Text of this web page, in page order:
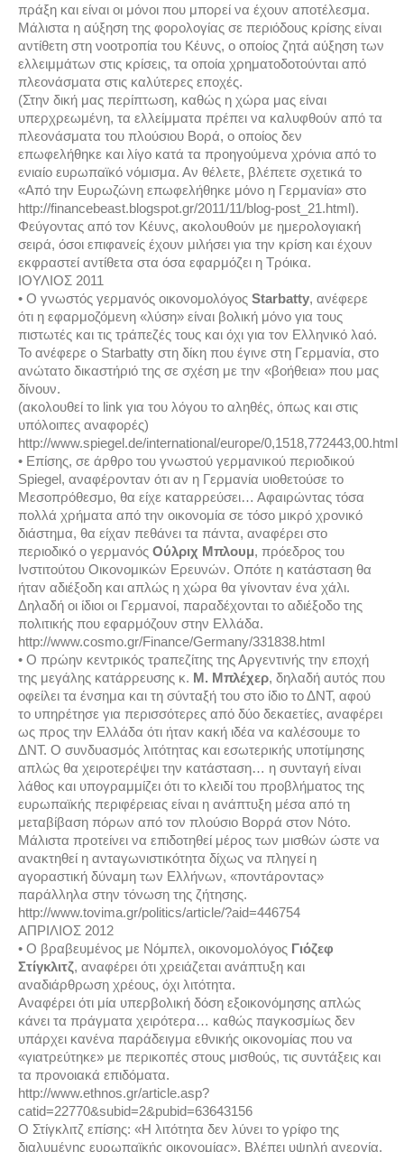
πράξη και είναι οι μόνοι που μπορεί να έχουν αποτέλεσμα.
Μάλιστα η αύξηση της φορολογίας σε περιόδους κρίσης είναι
αντίθετη στη νοοτροπία του Κέυνς, ο οποίος ζητά αύξηση των
ελλειμμάτων στις κρίσεις, τα οποία χρηματοδοτούνται από
πλεονάσματα στις καλύτερες εποχές.
(Στην δική μας περίπτωση, καθώς η χώρα μας είναι
υπερχρεωμένη, τα ελλείμματα πρέπει να καλυφθούν από τα
πλεονάσματα του πλούσιου Βορά, ο οποίος δεν
επωφελήθηκε και λίγο κατά τα προηγούμενα χρόνια από το
ενιαίο ευρωπαϊκό νόμισμα. Αν θέλετε, βλέπετε σχετικά το
«Από την Ευρωζώνη επωφελήθηκε μόνο η Γερμανία» στο
http://financebeast.blogspot.gr/2011/11/blog-post_21.html).
Φεύγοντας από τον Κέυνς, ακολουθούν με ημερολογιακή
σειρά, όσοι επιφανείς έχουν μιλήσει για την κρίση και έχουν
εκφραστεί αντίθετα στα όσα εφαρμόζει η Τρόικα.
ΙΟΥΛΙΟΣ 2011
• Ο γνωστός γερμανός οικονομολόγος Starbatty, ανέφερε
ότι η εφαρμοζόμενη «λύση» είναι βολική μόνο για τους
πιστωτές και τις τράπεζές τους και όχι για τον Ελληνικό λαό.
Το ανέφερε ο Starbatty στη δίκη που έγινε στη Γερμανία, στο
ανώτατο δικαστήριό της σε σχέση με την «βοήθεια» που μας
δίνουν.
(ακολουθεί το link για του λόγου το αληθές, όπως και στις
υπόλοιπες αναφορές)
http://www.spiegel.de/international/europe/0,1518,772443,00.html
• Επίσης, σε άρθρο του γνωστού γερμανικού περιοδικού
Spiegel, αναφέρονταν ότι αν η Γερμανία υιοθετούσε το
Μεσοπρόθεσμο, θα είχε καταρρεύσει… Αφαιρώντας τόσα
πολλά χρήματα από την οικονομία σε τόσο μικρό χρονικό
διάστημα, θα είχαν πεθάνει τα πάντα, αναφέρει στο
περιοδικό ο γερμανός Ούλριχ Μπλουμ, πρόεδρος του
Ινστιτούτου Οικονομικών Ερευνών. Οπότε η κατάσταση θα
ήταν αδιέξοδη και απλώς η χώρα θα γίνονταν ένα χάλι.
Δηλαδή οι ίδιοι οι Γερμανοί, παραδέχονται το αδιέξοδο της
πολιτικής που εφαρμόζουν στην Ελλάδα.
http://www.cosmo.gr/Finance/Germany/331838.html
• Ο πρώην κεντρικός τραπεζίτης της Αργεντινής την εποχή
της μεγάλης κατάρρευσης κ. Μ. Μπλέχερ, δηλαδή αυτός που
οφείλει τα ένσημα και τη σύνταξή του στο ίδιο το ΔΝΤ, αφού
το υπηρέτησε για περισσότερες από δύο δεκαετίες, αναφέρει
ως προς την Ελλάδα ότι ήταν κακή ιδέα να καλέσουμε το
ΔΝΤ. Ο συνδυασμός λιτότητας και εσωτερικής υποτίμησης
απλώς θα χειροτερέψει την κατάσταση… η συνταγή είναι
λάθος και υπογραμμίζει ότι το κλειδί του προβλήματος της
ευρωπαϊκής περιφέρειας είναι η ανάπτυξη μέσα από τη
μεταβίβαση πόρων από τον πλούσιο Βορρά στον Νότο.
Μάλιστα προτείνει να επιδοτηθεί μέρος των μισθών ώστε να
ανακτηθεί η ανταγωνιστικότητα δίχως να πληγεί η
αγοραστική δύναμη των Ελλήνων, «ποντάροντας»
παράλληλα στην τόνωση της ζήτησης.
http://www.tovima.gr/politics/article/?aid=446754
ΑΠΡΙΛΙΟΣ 2012
• Ο βραβευμένος με Νόμπελ, οικονομολόγος Γιόζεφ
Στίγκλιτζ, αναφέρει ότι χρειάζεται ανάπτυξη και
αναδιάρθρωση χρέους, όχι λιτότητα.
Αναφέρει ότι μία υπερβολική δόση εξοικονόμησης απλώς
κάνει τα πράγματα χειρότερα… καθώς παγκοσμίως δεν
υπάρχει κανένα παράδειγμα εθνικής οικονομίας που να
«γιατρεύτηκε» με περικοπές στους μισθούς, τις συντάξεις και
τα προνοιακά επιδόματα.
http://www.ethnos.gr/article.asp?
catid=22770&subid=2&pubid=63643156
Ο Στίγκλιτζ επίσης: «Η λιτότητα δεν λύνει το γρίφο της
διαλυμένης ευρωπαϊκής οικονομίας». Βλέπει υψηλή ανεργία,